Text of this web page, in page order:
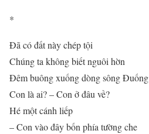
*
Đã có đất này chép tội
Chúng ta không biết nguôi hờn
Đêm buông xuống dòng sông Đuống
Con là ai? – Con ở đâu về?
Hé một cánh liếp
– Con vào đây bốn phía tường che